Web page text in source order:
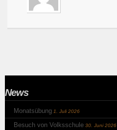
News
Monatsübung 1. Juli 2026
Besuch von Volksschule 30. Juni 2026